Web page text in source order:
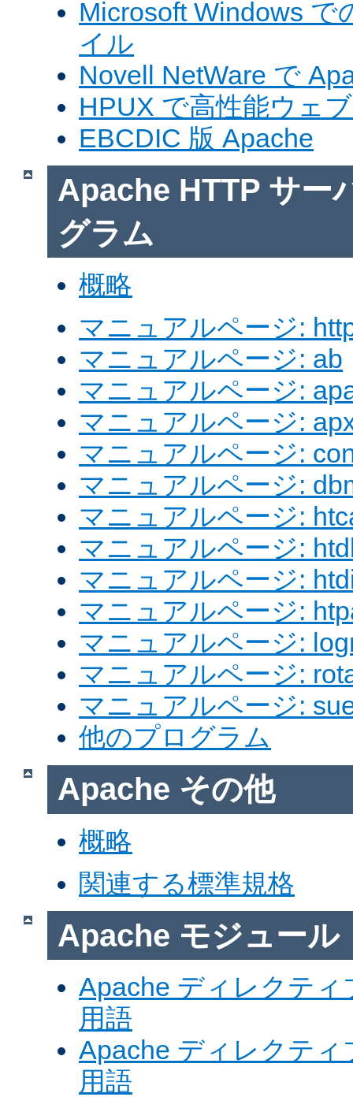
Microsoft Windows で
イル
Novell NetWare で
HPUX で高性能ウェ
EBCDIC 版 Apache
Apache HTTP サー
グラム
概略
マニュアルページ:
マニュアルページ: ab
マニュアルページ:
マニュアルページ:
マニュアルページ:
マニュアルページ:
マニュアルページ:
マニュアルページ:
マニュアルページ:
マニュアルページ:
マニュアルページ:
マニュアルページ:
マニュアルページ:
他のプログラム
Apache その他
概略
関連する標準規格
Apache モジュール
Apache ディレクテ
用語
Apache ディレクテ
用語